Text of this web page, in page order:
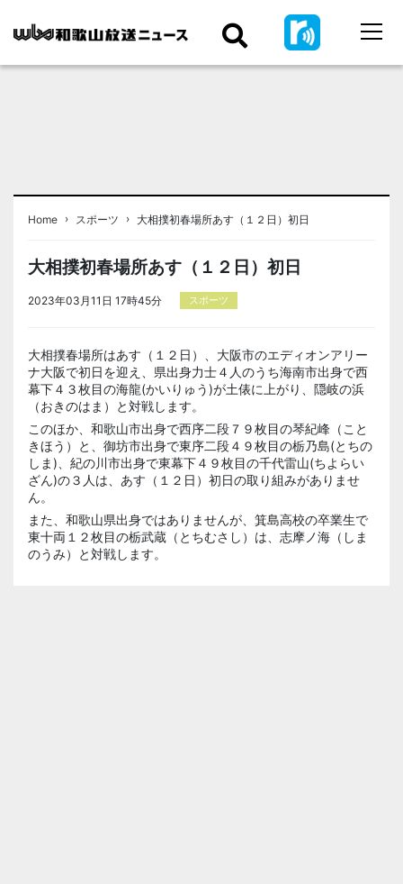
Home › スポーツ › 大相撲初春場所あす（１２日）初日
大相撲初春場所あす（１２日）初日
2023年03月11日 17時45分 スポーツ
大相撲春場所はあす（１２日）、大阪市のエディオンアリー
ナ大阪で初日を迎え、県出身力士４人のうち海南市出身で西
幕下４３枚目の海龍(かいりゅう)が土俵に上がり、隠岐の浜
（おきのはま）と対戦します。
このほか、和歌山市出身で西序二段７９枚目の琴紀峰（こと
きほう）と、御坊市出身で東序二段４９枚目の栃乃島(とちの
しま)、紀の川市出身で東幕下４９枚目の千代雷山(ちよらい
ざん)の３人は、あす（１２日）初日の取り組みがありませ
ん。
また、和歌山県出身ではありませんが、箕島高校の卒業生で
東十両１２枚目の栃武蔵（とちむさし）は、志摩ノ海（しま
のうみ）と対戦します。